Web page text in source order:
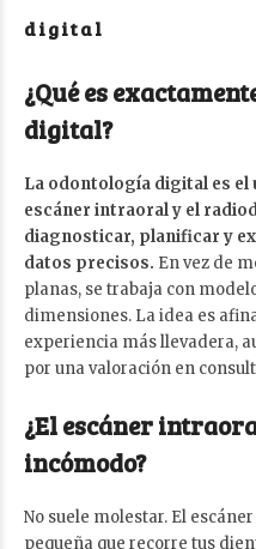
digital
¿Qué es
digital?
La odontología digital es el
escáner intraoral y el
diagnosticar, planificar y
datos precisos. En vez de
planas, se trabaja con
dimensiones. La idea es
experiencia más llevadera,
por una valoración en
¿El escáner
incómodo?
No suele molestar. El
pequeña que recorre tus